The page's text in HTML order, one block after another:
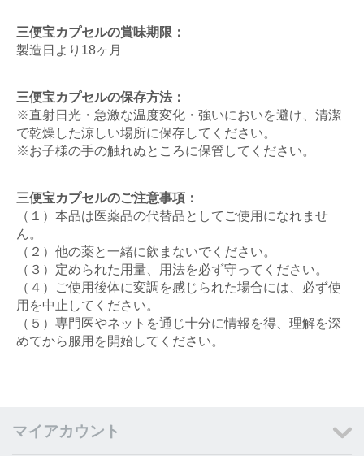
三便宝カプセルの賞味期限：
製造日より18ヶ月
三便宝カプセルの保存方法：
※直射日光・急激な温度変化・強いにおいを避け、清潔
で乾燥した涼しい場所に保存してください。
※お子様の手の触れぬところに保管してください。
三便宝カプセルのご注意事項：
（１）本品は医薬品の代替品としてご使用になれませ
ん。
（２）他の薬と一緒に飲まないでください。
（３）定められた用量、用法を必ず守ってください。
（４）ご使用後体に変調を感じられた場合には、必ず使
用を中止してください。
（５）専門医やネットを通じ十分に情報を得、理解を深
めてから服用を開始してください。
マイアカウント